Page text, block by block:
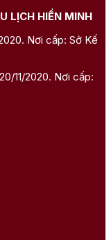
LỊCH HIỀN MINH
Nơi cấp: Sở Kế
11/2020. Nơi cấp: